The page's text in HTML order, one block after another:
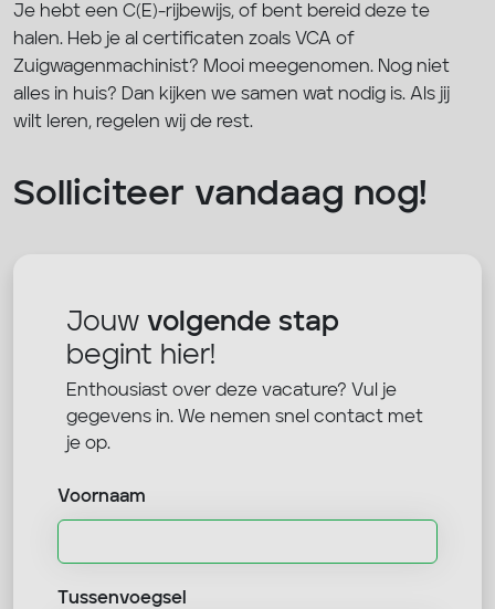
Je hebt een C(E)-rijbewijs, of bent bereid deze te
halen. Heb je al certificaten zoals VCA of
Zuigwagenmachinist? Mooi meegenomen. Nog niet
alles in huis? Dan kijken we samen wat nodig is. Als jij
wilt leren, regelen wij de rest.
Solliciteer vandaag nog!
Jouw volgende stap
begint hier!
Enthousiast over deze vacature? Vul je
gegevens in. We nemen snel contact met
je op.
Voornaam
Tussenvoegsel